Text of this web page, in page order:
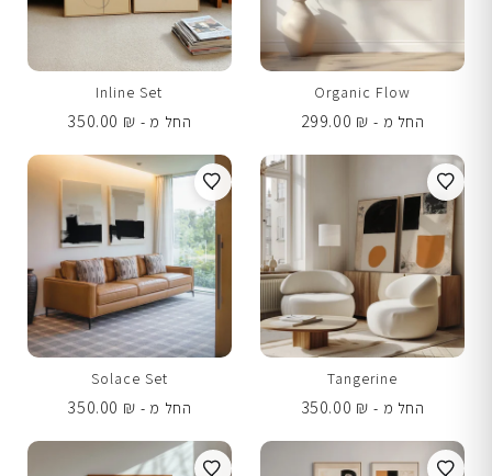
Organic Flow
החל מ -
299.00 ₪
Inline Set
החל מ -
350.00 ₪
Tangerine
החל מ -
350.00 ₪
Solace Set
החל מ -
350.00 ₪